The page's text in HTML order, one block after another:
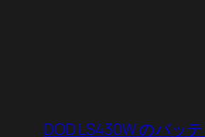
DOD LS430W のバッ